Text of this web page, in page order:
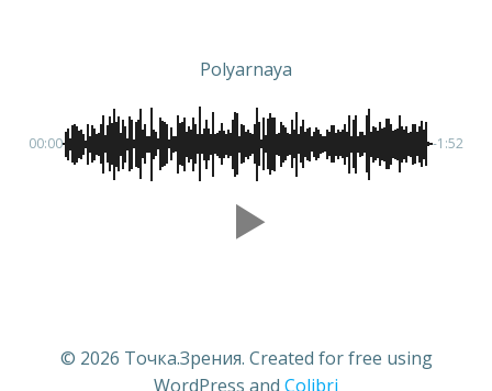
Polyarnaya
00:00 -1:52
© 2026 Точка.Зрения. Created for free using
WordPress and Colibri